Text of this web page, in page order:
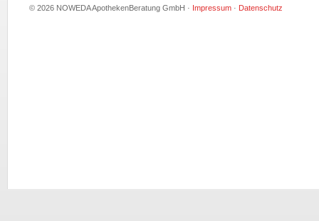
© 2026 NOWEDA ApothekenBeratung GmbH · Impressum · Datenschutz